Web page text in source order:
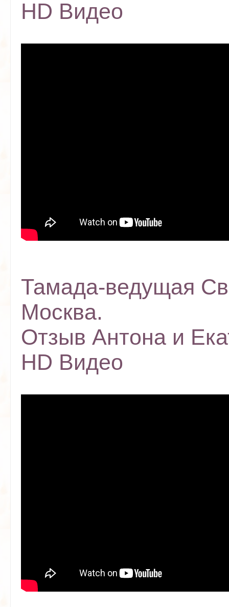
HD Видео
Тамада-ведущая
Москва.
Отзыв Антона и
HD Видео